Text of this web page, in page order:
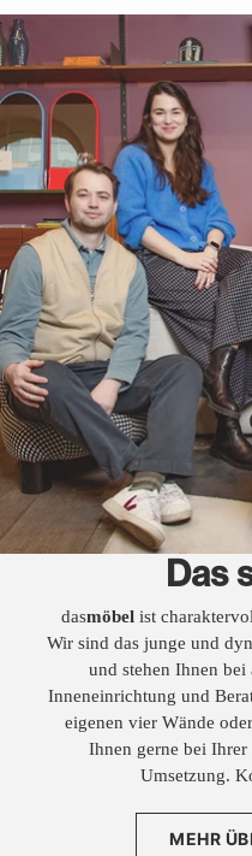
Das
dasmöbelist
Wir sind das junge und
und stehen Ihnen
Inneneinrichtung und
eigenen vier Wände
Ihnen gerne bei
Umsetzung.
MEHR